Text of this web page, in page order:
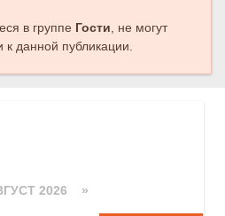
в группе Гости, не могут
к данной публикации.
2026 »